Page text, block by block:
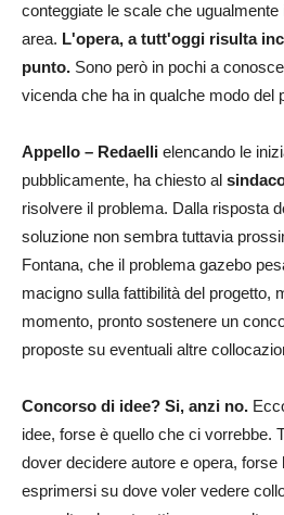
conteggiate le scale che
area. L'opera, a tutt'oggi risulta
punto. Sono però in pochi a
vicenda che ha in qualche modo del
Appello – Redaelli elencando le
pubblicamente, ha chiesto al
risolvere il problema. Dalla risposta
soluzione non sembra tuttavia
Fontana, che il problema gazebo
macigno sulla fattibilità del progetto,
momento, pronto sostenere un
proposte su eventuali altre
Concorso di idee? Si, anzi no.
idee, forse è quello che ci vorrebbe.
dover decidere autore e opera, forse
esprimersi su dove voler vedere